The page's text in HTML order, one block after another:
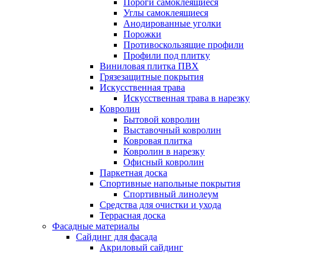
Пороги самоклеящиеся
Углы самоклеящиеся
Анодированные уголки
Порожки
Противоскользящие профили
Профили под плитку
Виниловая плитка ПВХ
Грязезащитные покрытия
Искусственная трава
Искусственная трава в нарезку
Ковролин
Бытовой ковролин
Выставочный ковролин
Ковровая плитка
Ковролин в нарезку
Офисный ковролин
Паркетная доска
Спортивные напольные покрытия
Спортивный линолеум
Средства для очистки и ухода
Террасная доска
Фасадные материалы
Сайдинг для фасада
Акриловый сайдинг